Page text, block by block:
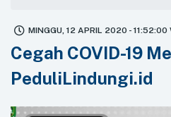
MINGGU, 12 APRIL 2020 - 11:52:00
Cegah COVID-19
PeduliLindungi.id